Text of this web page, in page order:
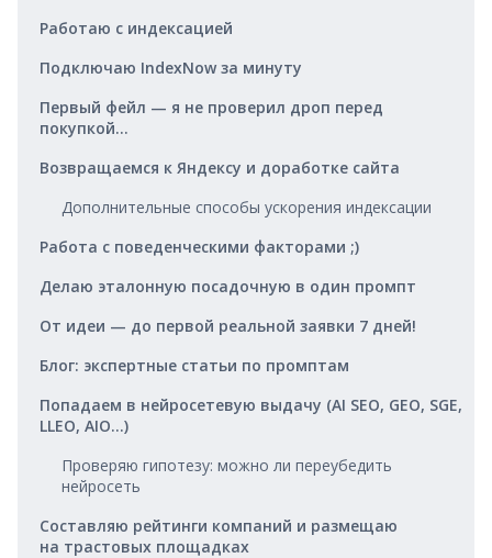
Работаю с индексацией
Подключаю IndexNow за минуту
Первый фейл — я не проверил дроп перед
покупкой…
Возвращаемся к Яндексу и доработке сайта
Дополнительные способы ускорения индексации
Работа с поведенческими факторами ;)
Делаю эталонную посадочную в один промпт
От идеи — до первой реальной заявки 7 дней!
Блог: экспертные статьи по промптам
Попадаем в нейросетевую выдачу (AI SEO, GEO, SGE,
LLEO, AIO…)
Проверяю гипотезу: можно ли переубедить
нейросеть
Составляю рейтинги компаний и размещаю
на трастовых площадках